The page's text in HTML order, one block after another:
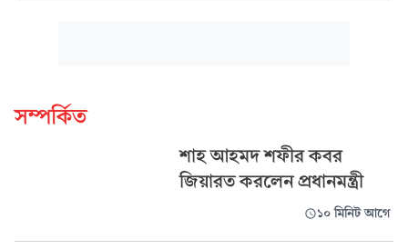
সম্পর্কিত
শাহ আহমদ শফীর কবর
জিয়ারত করলেন প্রধানমন্ত্রী
১০ মিনিট আগে